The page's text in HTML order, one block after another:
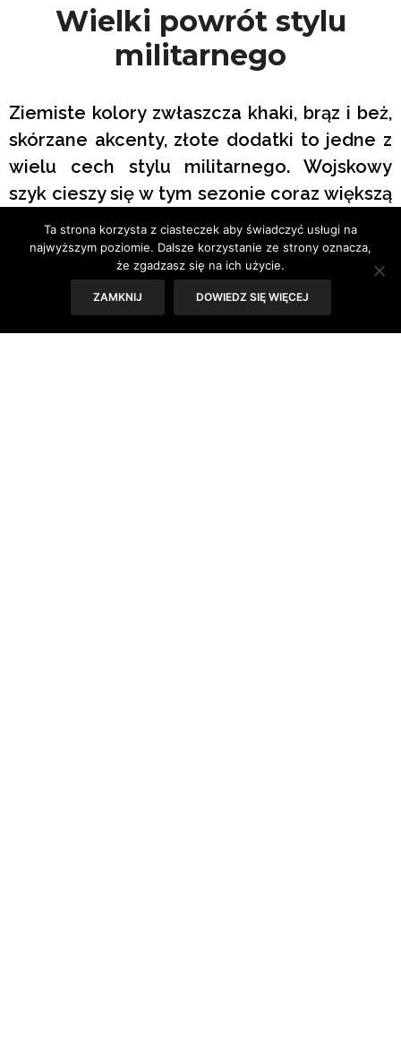
Wielki powrót stylu
militarnego
Ziemiste kolory zwłaszcza khaki, brąz i beż,
skórzane akcenty, złote dodatki to jedne z
wielu cech stylu militarnego. Wojskowy
szyk cieszy się w tym sezonie coraz większą
popularnością.
W poprzednim roku widzieliśmy więcej nawiązań do stylu
militarnych to absolutny must have tego sezonu. Nie
Ta strona korzysta z ciasteczek aby świadczyć usługi na
najwyższym poziomie. Dalsze korzystanie ze strony oznacza,
że zgadzasz się na ich użycie.
ZAMKNIJ DOWIEDZ SIĘ WIĘCEJ